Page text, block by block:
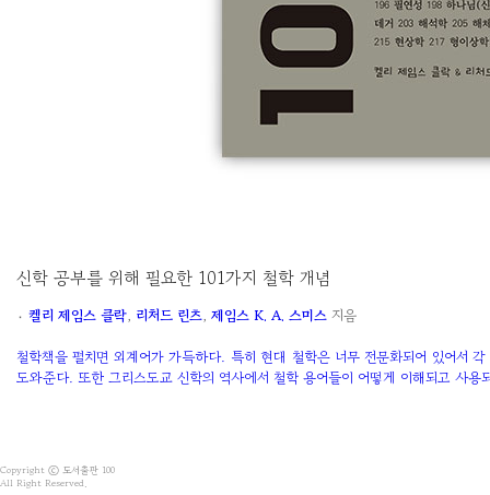
신학 공부를 위해 필요한 101가지 철학 개념
۰ 켈리 제임스 클락, 리처드 린츠, 제임스 K. A. 스미스 지음
철학책을 펼치면 외계어가 가득하다. 특히 현대 철학은 너무 전문화되어 있어서
도와준다. 또한 그리스도교 신학의 역사에서 철학 용어들이 어떻게 이해되고 사
Copyright ⓒ 도서출판 100
All Right Reserved.